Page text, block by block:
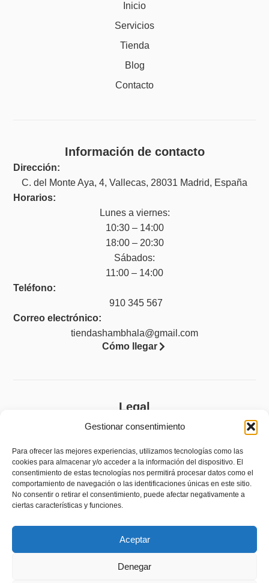
Gestionar consentimiento
Para ofrecer las mejores experiencias, utilizamos tecnologías como las
cookies para almacenar y/o acceder a la información del dispositivo. El
consentimiento de estas tecnologías nos permitirá procesar datos como el
comportamiento de navegación o las identificaciones únicas en este sitio.
No consentir o retirar el consentimiento, puede afectar negativamente a
ciertas características y funciones.
Aceptar
Denegar
Inicio
Servicios
Tienda
Blog
Contacto
Información de contacto
Dirección:
C. del Monte Aya, 4, Vallecas, 28031 Madrid, España
Horarios:
Lunes a viernes:
10:30 – 14:00
18:00 – 20:30
Sábados:
11:00 – 14:00
Teléfono:
910 345 567
Correo electrónico:
tiendashambhala@gmail.com
Cómo llegar
Legal
Aviso legal
Política de privacidad
Política de cookies (UE)
Accesibilidad
Política de devoluciones y reembolsos